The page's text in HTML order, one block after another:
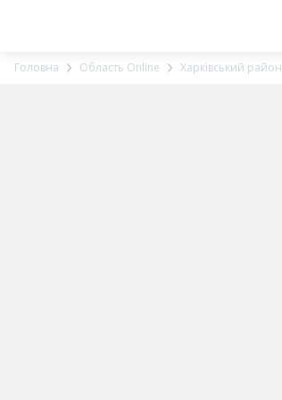
Головна Область Online Харківський район